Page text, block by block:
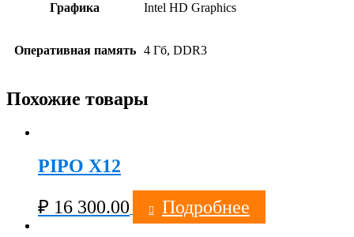
Графика Intel HD Graphics
Оперативная память 4 Гб, DDR3
Похожие товары
PIPO X12
₽ 16 300.00 Подробнее